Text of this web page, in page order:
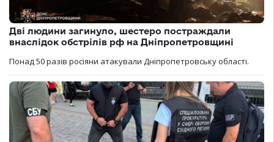
Дві людини загинуло, шестеро постраждали
внаслідок обстрілів рф на Дніпропетровщині
Понад 50 разів росіяни атакували Дніпропетровську області.